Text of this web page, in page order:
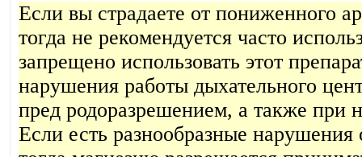
Если вы страдаете от пониженного
тогда не рекомендуется часто
запрещено использовать этот
нарушения работы дыхательного
пред родоразрешением, а также при
Если есть разнообразные